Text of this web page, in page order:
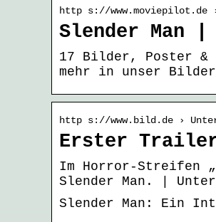
http s://www.moviepilot.de
Slender Man
17 Bilder, Poster &
mehr in unser
http s://www.bild.de ›
Erster Trailer
Im Horror-Streifen
Slender Man. |
Slender Man: Ein